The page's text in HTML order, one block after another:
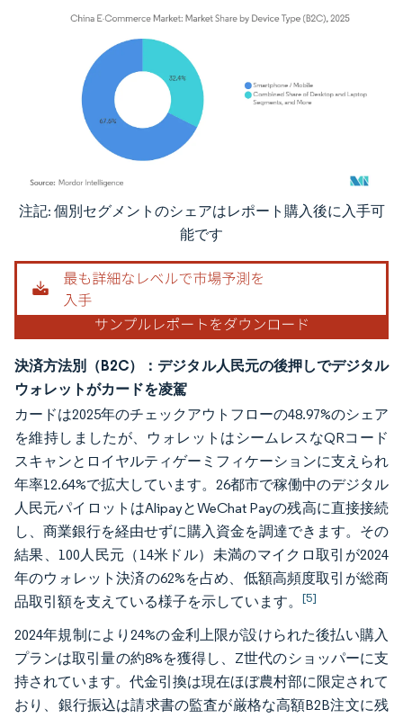
画像 © Mordor Intelligence。再利用にはCC BY 4.0の表示が必要です。
注記: 個別セグメントのシェアはレポート購入後に入手可
能です
決済方法別（B2C）：デジタル人民元の後押しでデジタル
ウォレットがカードを凌駕
カードは2025年のチェックアウトフローの48.97%のシェア
を維持しましたが、ウォレットはシームレスなQRコード
スキャンとロイヤルティゲーミフィケーションに支えられ
年率12.64%で拡大しています。26都市で稼働中のデジタル
人民元パイロットはAlipayとWeChat Payの残高に直接接続
し、商業銀行を経由せずに購入資金を調達できます。その
結果、100人民元（14米ドル）未満のマイクロ取引が2024
年のウォレット決済の62%を占め、低額高頻度取引が総商
品取引額を支えている様子を示しています。 [5]
2024年規制により24%の金利上限が設けられた後払い購入
プランは取引量の約8%を獲得し、Z世代のショッパーに支
持されています。代金引換は現在ほぼ農村部に限定されて
おり、銀行振込は請求書の監査が厳格な高額B2B注文に残